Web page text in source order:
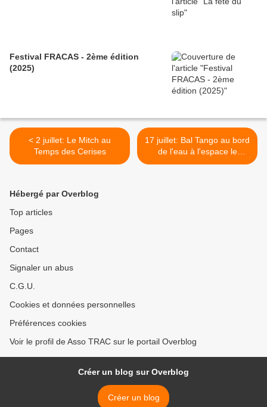
Festival FRACAS - 2ème édition
(2025)
< 2 juillet: Le Mitch au
Temps des Cerises
17 juillet: Bal Tango au bord
de l'eau à l'espace le
Temps des Cerises >
Hébergé par Overblog
Top articles
Pages
Contact
Signaler un abus
C.G.U.
Cookies et données personnelles
Préférences cookies
Voir le profil de Asso TRAC sur le portail Overblog
Créer un blog sur Overblog
Créer un blog